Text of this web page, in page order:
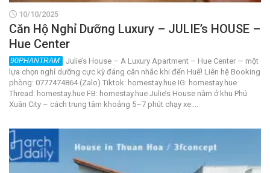
10/10/2025
Căn Hộ Nghỉ Dưỡng Luxury – JULIE’s HOUSE –
Hue Center
Julie’s House – A Luxury Apartment – Hue Center — một
lựa chọn nghỉ dưỡng cực kỳ đáng cân nhắc khi đến Huế! Liên hệ Booking
phòng: 0777474864 (Zalo) Tiktok: homestay.hue IG: homestay.hue
Thread: homestay.hue FB: homestay.hue Julie’s House nằm ở khu Phú
Xuân City – cách trung tâm khoảng 5–7 phút chạy xe....